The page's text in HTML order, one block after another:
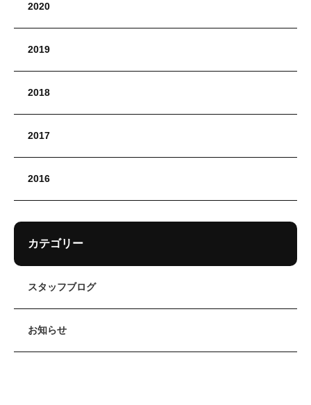
2020
2019
2018
2017
2016
カテゴリー
スタッフブログ
お知らせ